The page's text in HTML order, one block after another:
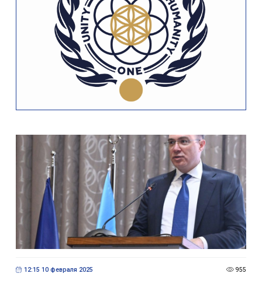
12:15 10 февраля 2025 955